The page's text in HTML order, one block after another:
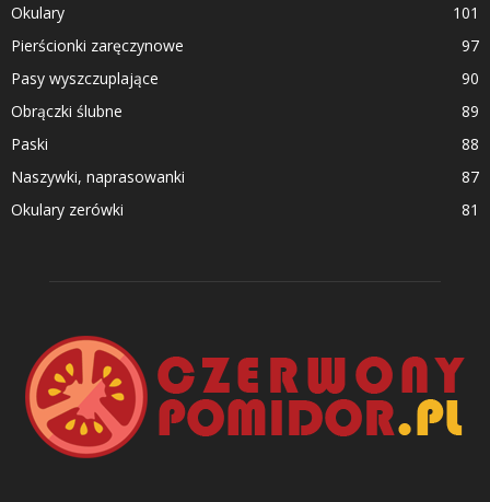
Okulary
101
Pierścionki zaręczynowe
97
Pasy wyszczuplające
90
Obrączki ślubne
89
Paski
88
Naszywki, naprasowanki
87
Okulary zerówki
81